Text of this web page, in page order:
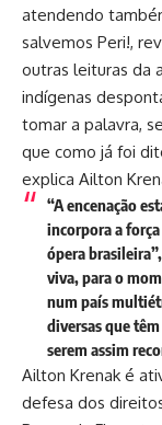
atendendo
salvemos Peri!,
outras leituras da
indígenas
tomar a palavra,
que como já foi
explica Ailton
“A encenação
incorpora a
ópera
viva, para o
num país
diversas que
serem assim
Ailton Krenak é
defesa dos